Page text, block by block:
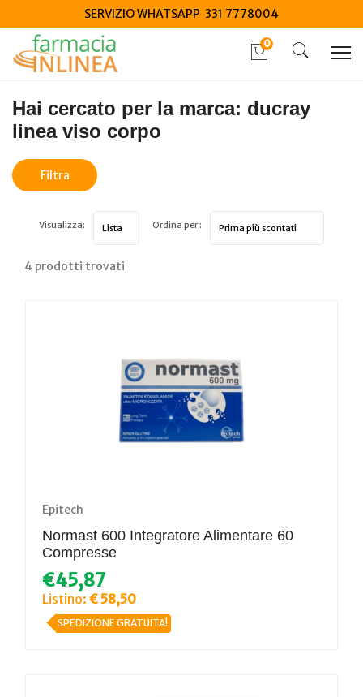
SERVIZIO WHATSAPP 331 7778004
0
Home Marche parafarmaci ducray linea viso corpo
Hai cercato per la marca: ducray
linea viso corpo
Filtra
4 prodotti trovati
Visualizza: Ordina per :
Epitech
Normast 600 Integratore Alimentare 60
Compresse
€45,87
Listino: € 58,50
SPEDIZIONE GRATUITA!